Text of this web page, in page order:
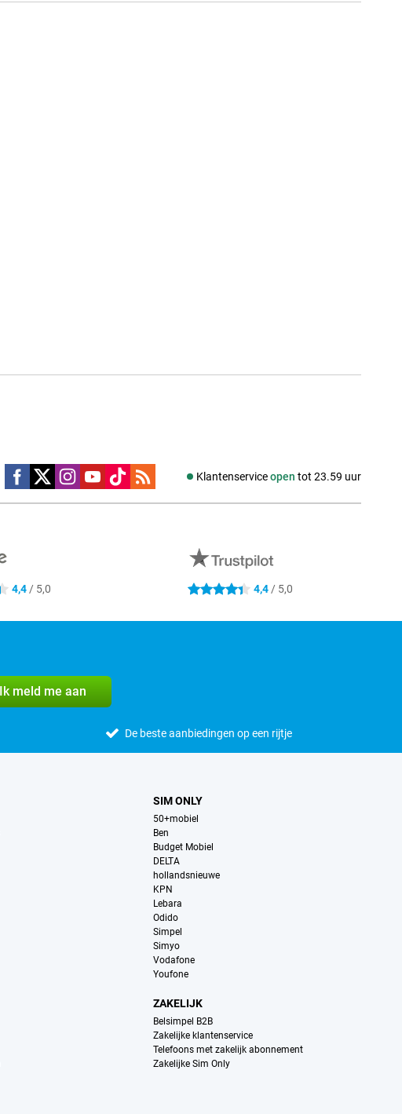
Klantenserviceopen tot 23.59 uur
Social media
4,4 / 5,0 4.4 sterren 4,4 / 5,0
Ik meld me aan
De beste aanbiedingen op een rijtje
SIM ONLY
50+mobiel
Ben
Budget Mobiel
DELTA
hollandsnieuwe
KPN
Lebara
Odido
Simpel
Simyo
Vodafone
Youfone
ZAKELIJK
Belsimpel B2B
Zakelijke klantenservice
Telefoons met zakelijk abonnement
Zakelijke Sim Only